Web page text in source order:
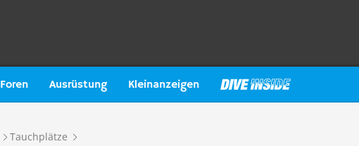
Foren Ausrüstung Kleinanzeigen
Tauchplätze